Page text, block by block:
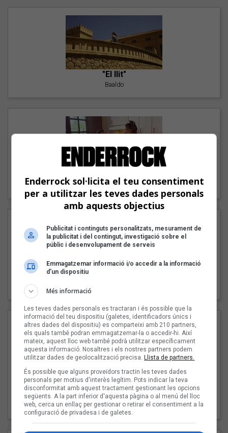
"El llit"
Baaldo
Carmen y María
"Les cabres"
94 Rules amb Compte
Enderrock sol·licita el teu consentiment
per a utilitzar les teves dades personals
amb aquests objectius
Publicitat i continguts personalitzats, mesurament de
la publicitat i del contingut, investigació sobre el
públic i desenvolupament de serveis
Emmagatzemar informació i/o accedir a la informació
d’un dispositiu
Més informació
Les teves dades personals es tractaran i és possible que la
informació del teu dispositiu (galetes, identificadors únics i
altres dades del dispositiu) es comparteixi amb 210 partners,
els quals també podran emmagatzemar-la o accedir-hi. Així
mateix, aquest lloc web també podrà utilitzar específicament
aquesta informació. Nosaltres i els nostres partners podem
utilitzar dades de geolocalització precisa.Llista de partners.
És possible que alguns proveïdors tractin les teves dades
personals per motius d'interès legítim. Pots indicar la teva
disconformitat amb aquest tractament gestionant les opcions
següents. A la part inferior d'aquesta pàgina o al menú del lloc
web, cerca un enllaç per gestionar o retirar el consentiment a la
configuració de privadesa i de galetes.